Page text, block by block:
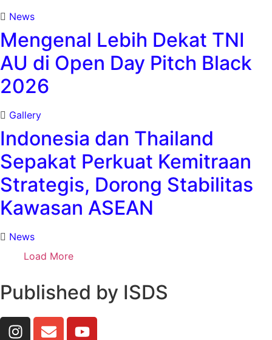
News
Mengenal Lebih Dekat TNI
AU di Open Day Pitch Black
2026
Gallery
Indonesia dan Thailand
Sepakat Perkuat Kemitraan
Strategis, Dorong Stabilitas
Kawasan ASEAN
News
Load More
Published by ISDS